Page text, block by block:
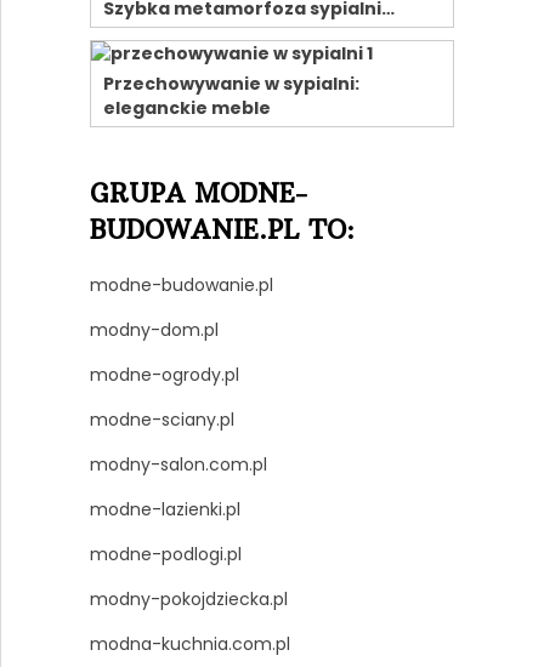
Szybka metamorfoza sypialni…
Przechowywanie w sypialni:
eleganckie meble
GRUPA MODNE-
BUDOWANIE.PL TO:
modne-budowanie.pl
modny-dom.pl
modne-ogrody.pl
modne-sciany.pl
modny-salon.com.pl
modne-lazienki.pl
modne-podlogi.pl
modny-pokojdziecka.pl
modna-kuchnia.com.pl